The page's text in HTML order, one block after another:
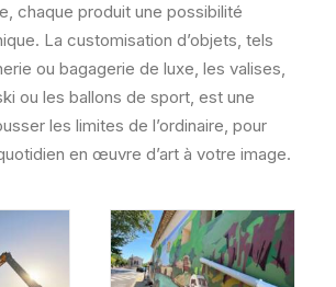
chaque produit une possibilité
La customisation d’objets, tels
ou bagagerie de luxe, les valises,
ou les ballons de sport, est une
les limites de l’ordinaire, pour
en œuvre d’art à votre image.